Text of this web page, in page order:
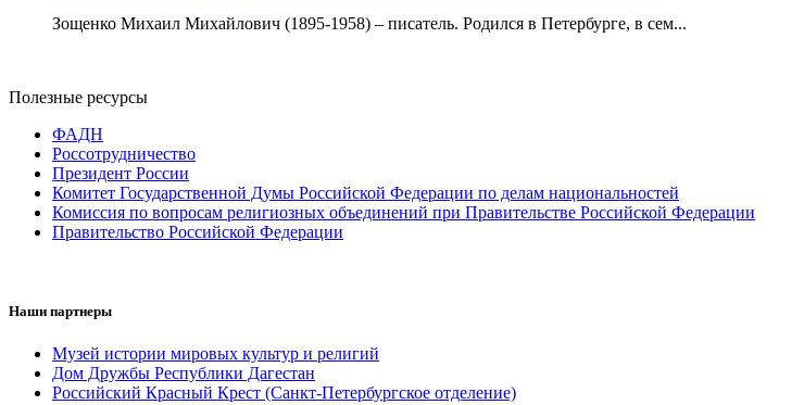
Зощенко Михаил Михайлович (1895-1958) – писатель. Родился в Петербурге, в сем...
Полезные ресурсы
ФАДН
Россотрудничество
Президент России
Комитет Государственной Думы Российской Федерации по делам национальностей
Комиссия по вопросам религиозных объединений при Правительстве Российской Федерации
Правительство Российской Федерации
Наши партнеры
Музей истории мировых культур и религий
Дом Дружбы Республики Дагестан
Российский Красный Крест (Санкт-Петербургское отделение)